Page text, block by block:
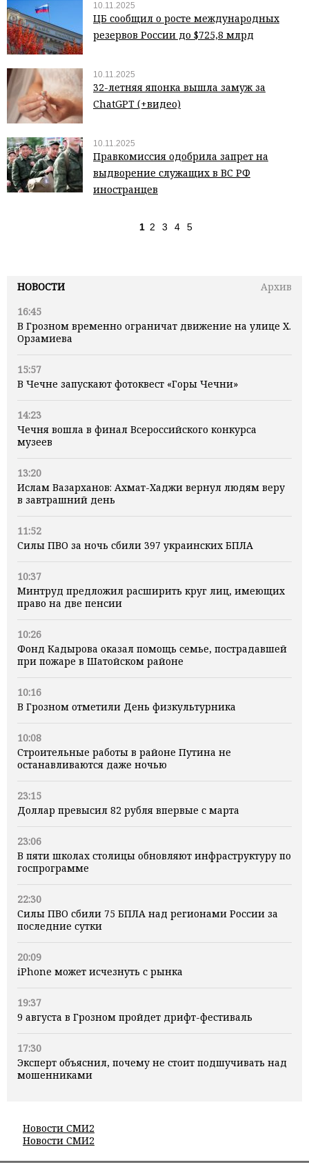
НОВОСТИ
Архив
16:45
В Грозном временно ограничат движение на улице Х.
Орзамиева
15:57
В Чечне запускают фотоквест «Горы Чечни»
14:23
Чечня вошла в финал Всероссийского конкурса
музеев
13:20
Ислам Вазарханов: Ахмат-Хаджи вернул людям веру
в завтрашний день
11:52
Силы ПВО за ночь сбили 397 украинских БПЛА
10:37
Минтруд предложил расширить круг лиц, имеющих
право на две пенсии
10:26
Фонд Кадырова оказал помощь семье, пострадавшей
при пожаре в Шатойском районе
10:16
В Грозном отметили День физкультурника
10:08
Строительные работы в районе Путина не
останавливаются даже ночью
23:15
Доллар превысил 82 рубля впервые с марта
23:06
В пяти школах столицы обновляют инфраструктуру по
госпрограмме
22:30
Силы ПВО сбили 75 БПЛА над регионами России за
последние сутки
20:09
iPhone может исчезнуть с рынка
19:37
9 августа в Грозном пройдет дрифт-фестиваль
17:30
Эксперт объяснил, почему не стоит подшучивать над
мошенниками
Новости СМИ2
Новости СМИ2
10.11.2025
ЦБ сообщил о росте международных
резервов России до $725,8 млрд
10.11.2025
32-летняя японка вышла замуж за
ChatGPT (+видео)
10.11.2025
Правкомиссия одобрила запрет на
выдворение служащих в ВС РФ
иностранцев
1 2 3 4 5